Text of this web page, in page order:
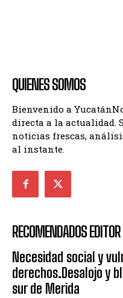
QUIENES SOMOS
Bienvenido a
directa a la actualidad.
noticias frescas,
al instante.
RECOMENDADOS EDITOR
Necesidad social y
derechos.Desalojo y
sur de Merida